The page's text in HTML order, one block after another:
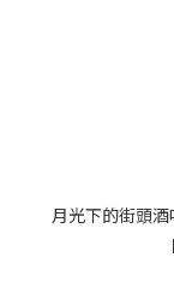
月光下的街頭